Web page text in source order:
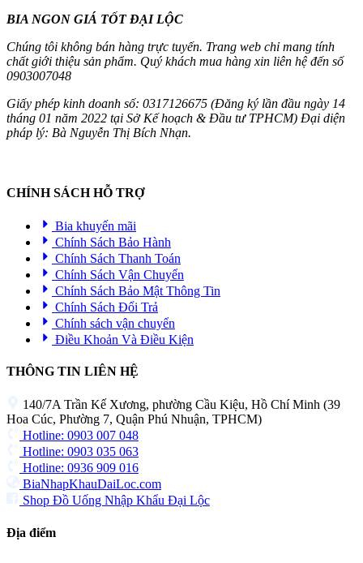
BIA NGON GIÁ TỐT ĐẠI LỘC
Chúng tôi không bán hàng trực tuyến. Trang web chỉ mang tính
chất giới thiệu sản phẩm. Quý khách mua hàng xin liên hệ đến số
0903007048
Giấy phép kinh doanh số: 0317126675 (Đăng ký lần đầu ngày 14
tháng 01 năm 2022 tại Sở Kế hoạch & Đầu tư TPHCM) Đại diện
pháp lý: Bà Nguyễn Thị Bích Nhạn.
CHÍNH SÁCH HỖ TRỢ
Bia khuyến mãi
Chính Sách Bảo Hành
Chính Sách Thanh Toán
Chính Sách Vận Chuyển
Chính Sách Bảo Mật Thông Tin
Chính Sách Đổi Trả
Chính sách vận chuyển
Điều Khoản Và Điều Kiện
THÔNG TIN LIÊN HỆ
140/7A Trần Kế Xương, phường Cầu Kiệu, Hồ Chí Minh (39
Hoa Cúc, Phường 7, Quận Phú Nhuận, TPHCM)
Hotline: 0903 007 048
Hotline: 0903 035 063
Hotline: 0936 909 016
BiaNhapKhauDaiLoc.com
Shop Đồ Uống Nhập Khẩu Đại Lộc
Địa điểm